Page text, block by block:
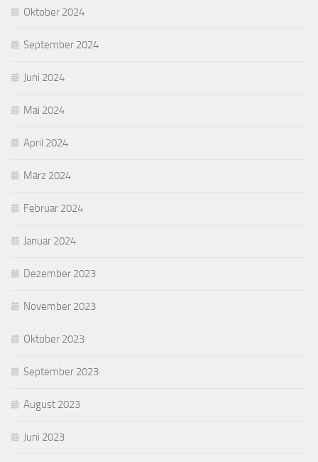
Oktober 2024
September 2024
Juni 2024
Mai 2024
April 2024
März 2024
Februar 2024
Januar 2024
Dezember 2023
November 2023
Oktober 2023
September 2023
August 2023
Juni 2023